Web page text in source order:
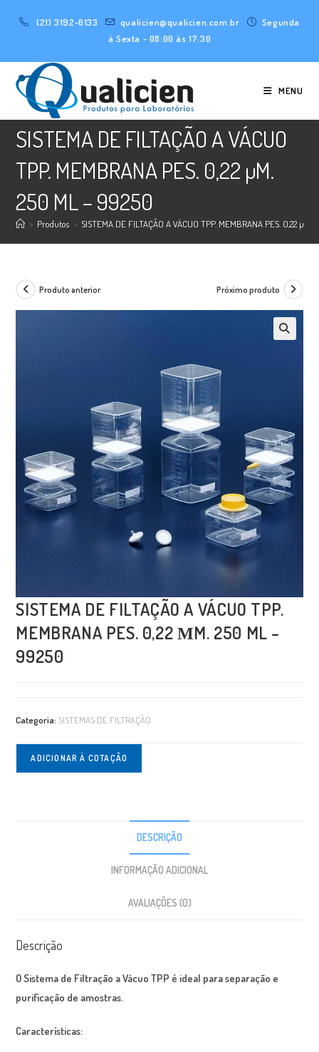
conteúdo
(21) 3192-6133 qualicien@qualicien.com.br
Segunda
à Sexta - 08:00 às 17:30
MENU
SISTEMA DE FILTAÇÃO A VÁCUO
TPP. MEMBRANA PES. 0,22 µM.
250 ML – 99250
> Produtos > SISTEMA DE FILTAÇÃO A VÁCUO TPP. MEMBRANA PES. 0,22
Produto anterior Próximo produto
SISTEMA DE FILTAÇÃO A VÁCUO TPP.
MEMBRANA PES. 0,22 ΜM. 250 ML –
99250
Categoria: SISTEMAS DE FILTRAÇÃO
ADICIONAR À COTAÇÃO
DESCRIÇÃO
INFORMAÇÃO ADICIONAL
AVALIAÇÕES (0)
Descrição
O Sistema de Filtração a Vácuo TPP é ideal para separação e
purificação de amostras.
Características: